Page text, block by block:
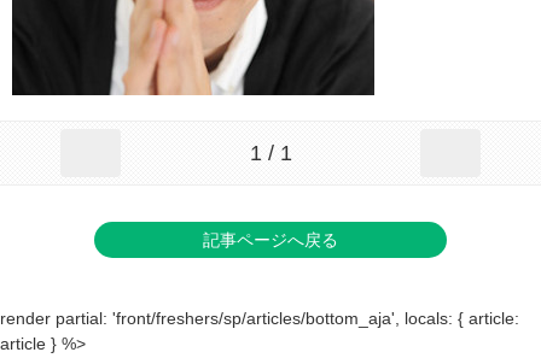
1 / 1
記事ページへ戻る
render partial: 'front/freshers/sp/articles/bottom_aja', locals: { article:
article } %>